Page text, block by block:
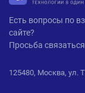
ANDPRO
Есть вопросы по
сайте?
Просьба связаться
125480, Москва, ул.